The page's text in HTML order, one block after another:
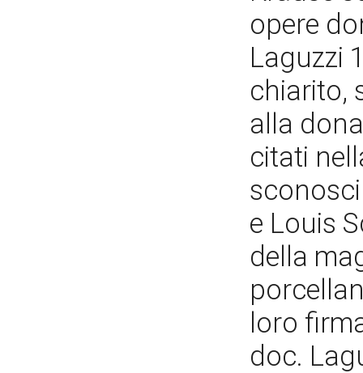
opere
Laguzzi
chiarito,
alla
citati
e Louis
della
loro
doc.